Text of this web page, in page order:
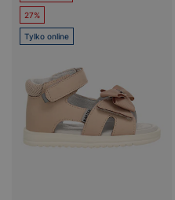
27%
Tylko online